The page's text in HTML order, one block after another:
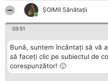
ŞOIMII Sănătații
03:51
Bună, suntem încântați să vă
să faceți clic pe subiectul de
corespunzător! 🙂